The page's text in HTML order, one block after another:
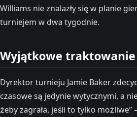
Williams nie znalazły się w planie
turniejem w dwa tygodnie.
Wyjątkowe
Dyrektor turnieju Jamie Baker
czasowe są jedynie wytycznymi, a
żeby zagrała, jeśli to tylko